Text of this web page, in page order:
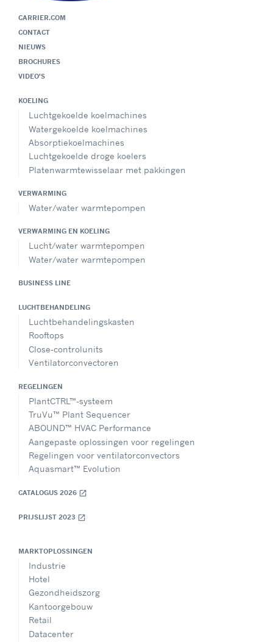
CARRIER.COM
CONTACT
NIEUWS
BROCHURES
VIDEO'S
KOELING
Luchtgekoelde koelmachines
Watergekoelde koelmachines
Absorptiekoelmachines
Luchtgekoelde droge koelers
Platenwarmtewisselaar met pakkingen
VERWARMING
Water/water warmtepompen
VERWARMING EN KOELING
Lucht/water warmtepompen
Water/water warmtepompen
BUSINESS LINE
LUCHTBEHANDELING
Luchtbehandelingskasten
Rooftops
Close-controlunits
Ventilatorconvectoren
REGELINGEN
PlantCTRL™-systeem
TruVu™ Plant Sequencer
ABOUND™ HVAC Performance
Aangepaste oplossingen voor regelingen
Regelingen voor ventilatorconvectors
Aquasmart™ Evolution
CATALOGUS 2026 open_in_new
PRIJSLIJST 2023 open_in_new
MARKTOPLOSSINGEN
Industrie
Hotel
Gezondheidszorg
Kantoorgebouw
Retail
Datacenter